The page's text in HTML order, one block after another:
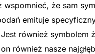
wspomnieć, że sam
emituje
również symbolem
również nasze